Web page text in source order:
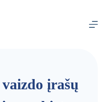
įrašų